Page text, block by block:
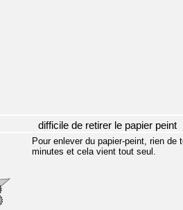
difficile de retirer le papier peint
Pour enlever du papier-peint, rien
minutes et cela vient tout seul.